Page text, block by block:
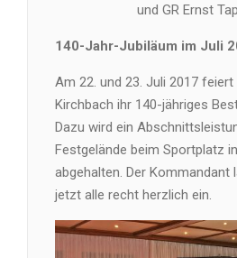
und GR Ernst
140-Jahr-Jubiläum im Juli
Am 22. und 23. Juli 2017
Kirchbach ihr 140-jähriges
Dazu wird ein
Festgelände beim Sportplatz
abgehalten. Der Kommandant
jetzt alle recht herzlich ein.